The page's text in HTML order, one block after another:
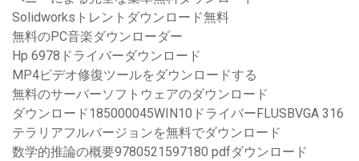
Solidworksトレントダウンロード無料
無料のPC音楽ダウンローダー
Hp 6978ドライバーダウンロード
MP4ビデオ修復ツールをダウンロードする
無料のサーバーソフトウェアのダウンロード
ダウンロード185000045WIN10ドライバーFLUSBVGA 316
テラリアフルバージョンを無料でダウンロード
数学的推論の概要9780521597180 pdfダウンロード